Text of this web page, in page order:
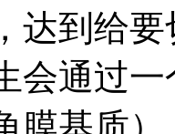
达到给
会通过